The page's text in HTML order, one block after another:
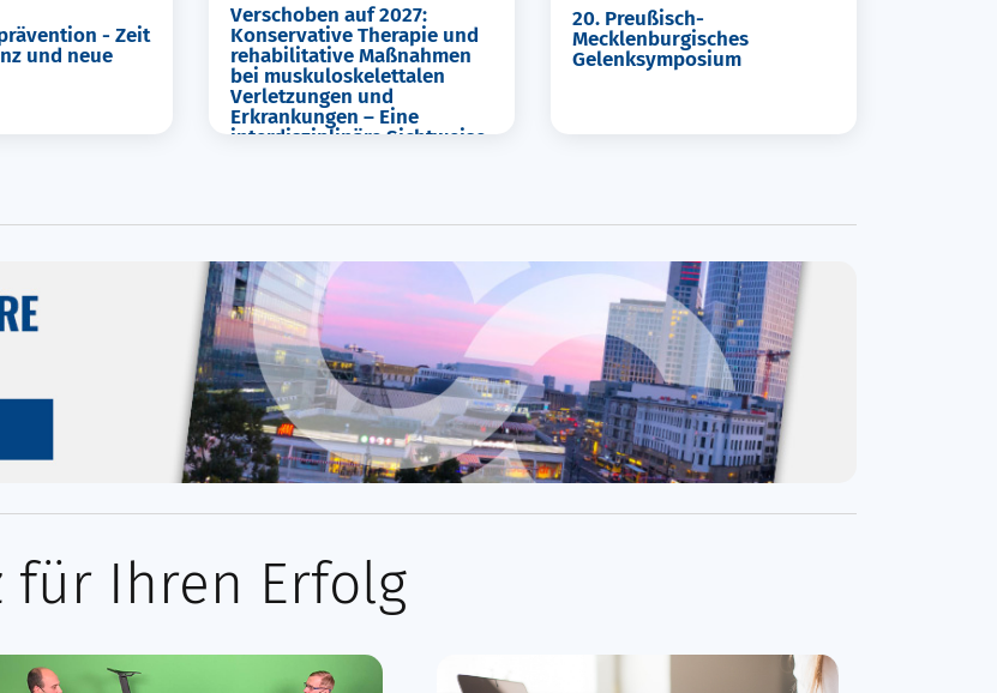
- Zeit
und neue
Verschoben auf 2027:
Konservative Therapie und
rehabilitative Maßnahmen
bei muskuloskelettalen
Verletzungen und
Erkrankungen – Eine
interdisziplinäre Sichtweise
20. Preußisch-
Mecklenburgisches
Gelenksymposium
für Ihren Erfolg